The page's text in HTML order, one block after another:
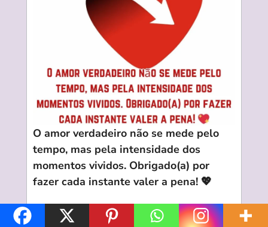
O amor verdadeiro não se mede pelo
tempo, mas pela intensidade dos
momentos vividos. Obrigado(a) por
fazer cada instante valer a pena! 💖